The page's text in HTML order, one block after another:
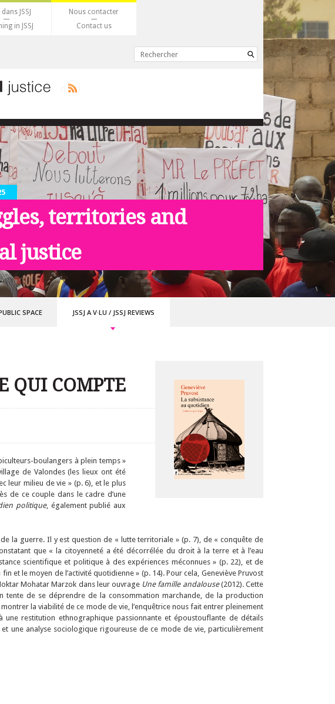
JSSJ
in JSSJ
Nous contacter
Contact us
territories and
justice
SPACE JSSJ A V·LU / JSSJ REVIEWS
QUI COMPTE
boulangers à plein temps »
de Valondes (les lieux ont été
leur milieu de vie » (p. 6), et le plus
de ce couple dans le cadre d’une
politique, également publié aux
la guerre. Il y est question de « lutte territoriale » (p. 7), de « conquête de
que « la citoyenneté a été décorrélée du droit à la terre et à l’eau
scientifique et politique à des expériences méconnues » (p. 22), et de
et le moyen de l’activité quotidienne » (p. 14). Pour cela, Geneviève Pruvost
Mohatar Marzok dans leur ouvrage Une famille andalouse(2012).Cette
de se déprendre de la consommation marchande, de la production
la viabilité de ce mode de vie, l’enquêtrice nous fait entrer pleinement
restitution ethnographique passionnante et époustouflante de détails
une analyse sociologique rigoureuse de ce mode de vie, particulièrement